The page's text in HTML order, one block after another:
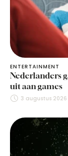
ENTERTAINMENT
Nederlanders
uit aan games
3 augustus 2026